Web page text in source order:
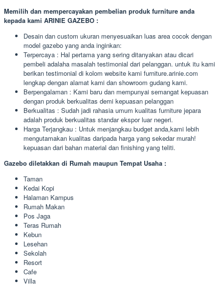
Memilih dan mempercayakan pembelian produk furniture anda
kepada kami ARINIE GAZEBO :
Desain dan custom ukuran menyesuaikan luas area cocok dengan
model gazebo yang anda inginkan:
Terpercaya : Hal pertama yang sering ditanyakan atau dicari
pembeli adalaha masalah testimonial dari pelanggan. untuk itu kami
berikan testimonial di kolom website kami furniture.arinie.com
lengkap dengan alamat kami dan showroom gudang kami.
Berpengalaman : Kami baru dan mempunyai semangat kepuasan
dengan produk berkualitas demi kepuasan pelanggan
Berkualitas : Sudah jadi rahasia umum kualitas furniture jepara
adalah produk berkualitas standar ekspor luar negeri.
Harga Terjangkau : Untuk menjangkau budget anda,kami lebih
mengutamakan kualitas daripada harga yang sekedar murah!
kepuasan dari bahan material dan finishing yang teliti.
Gazebo diletakkan di Rumah maupun Tempat Usaha :
Taman
Kedai Kopi
Halaman Kampus
Rumah Makan
Pos Jaga
Teras Rumah
Kebun
Lesehan
Sekolah
Resort
Cafe
Villa